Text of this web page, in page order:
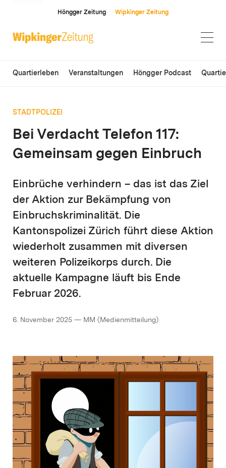
Höngger Zeitung Wipkinger Zeitung
Quartierleben Veranstaltungen Höngger Podcast
STADTPOLIZEI
Bei Verdacht Telefon 117:
Gemeinsam gegen Einbruch
Einbrüche verhindern – das ist das Ziel
der Aktion zur Bekämpfung von
Einbruchskriminalität. Die
Kantonspolizei Zürich führt diese Aktion
wiederholt zusammen mit diversen
weiteren Polizeikorps durch. Die
aktuelle Kampagne läuft bis Ende
Februar 2026.
6. November 2025 — MM (Medienmitteilung)